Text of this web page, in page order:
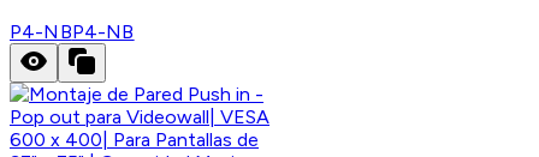
P4-NBP4-NB